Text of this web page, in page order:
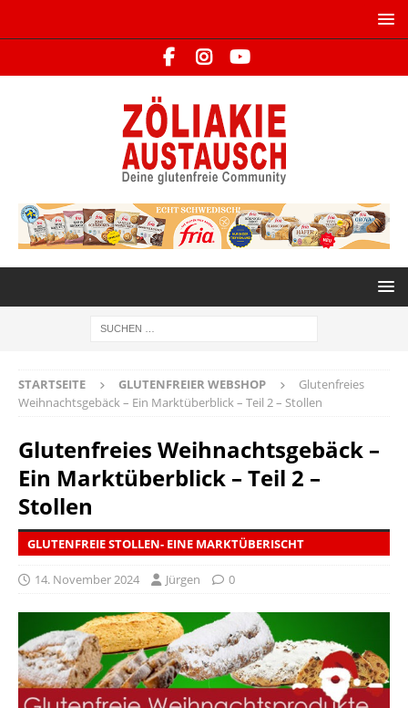
STARTSEITE GLUTENFREIER WEBSHOP
Glutenfreies
Weihnachtsgebäck – Ein Marktüberblick – Teil 2 – Stollen
Glutenfreies Weihnachtsgebäck –
Ein Marktüberblick – Teil 2 –
Stollen
GLUTENFREIE STOLLEN- EINE MARKTÜBERISCHT
14. November 2024 Jürgen 0